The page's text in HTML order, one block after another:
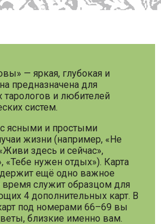
— яркая, глубокая и
предназначена для
и любителей
систем.
ясными и простыми
жизни (например, «Не
здесь и сейчас»,
«Тебе нужен отдых»). Карта
ещё одно важное
служит образцом для
4 дополнительных карт. В
под номерами 66–69 вы
близкие именно вам.